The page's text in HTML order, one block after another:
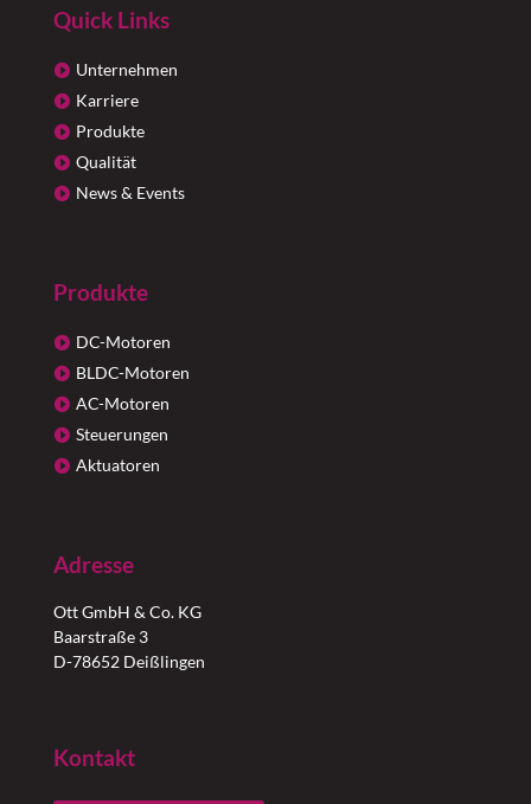
Quick Links
Unternehmen
Karriere
Produkte
Qualität
News & Events
Produkte
DC-Motoren
BLDC-Motoren
AC-Motoren
Steuerungen
Aktuatoren
Adresse
Ott GmbH & Co. KG
Baarstraße 3
D-78652 Deißlingen
Kontakt